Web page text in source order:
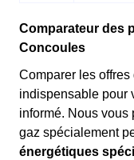
Comparateur des
Concoules
Comparer les
indispensable pour
informé. Nous vous
gaz spécialement
énergétiques